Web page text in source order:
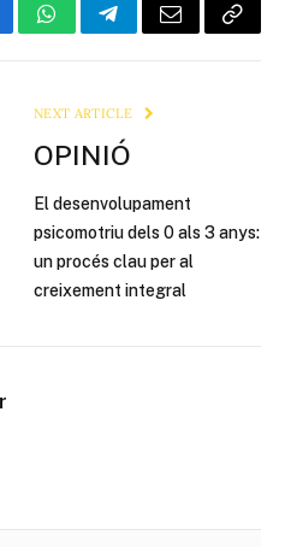
WhatsAppTelegramEmail Copy
NEXT ARTICLE
OPINIÓ
El desenvolupament
psicomotriu dels 0 als 3 anys:
un procés clau per al
creixement integral